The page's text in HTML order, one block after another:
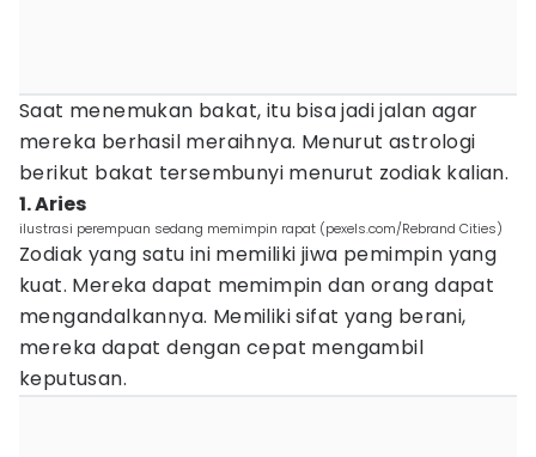
Saat menemukan bakat, itu bisa jadi jalan agar
mereka berhasil meraihnya. Menurut astrologi
berikut bakat tersembunyi menurut zodiak kalian.
1. Aries
ilustrasi perempuan sedang memimpin rapat (pexels.com/Rebrand Cities)
Zodiak yang satu ini memiliki jiwa pemimpin yang
kuat. Mereka dapat memimpin dan orang dapat
mengandalkannya. Memiliki sifat yang berani,
mereka dapat dengan cepat mengambil
keputusan.